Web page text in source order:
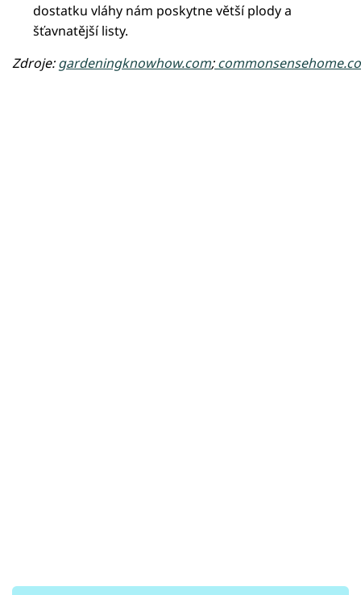
dostatku vláhy nám poskytne větší plody a
šťavnatější listy.
Zdroje:gardeningknowhow.com;